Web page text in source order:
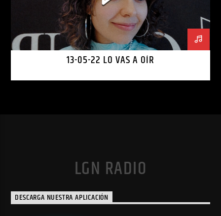
13-05-22 LO VAS A OÍR
LGN RADIO
DESCARGA NUESTRA APLICACIÓN